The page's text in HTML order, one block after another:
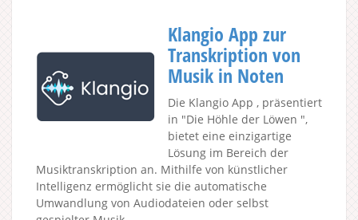
Klangio App zur
Transkription von
Musik in Noten
Die Klangio App , präsentiert
in "Die Höhle der Löwen ",
bietet eine einzigartige
Lösung im Bereich der
Musiktranskription an. Mithilfe von künstlicher
Intelligenz ermöglicht sie die automatische
Umwandlung von Audiodateien oder selbst